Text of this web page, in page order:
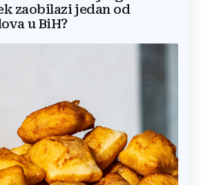
zaobilazi jedan od
u BiH?